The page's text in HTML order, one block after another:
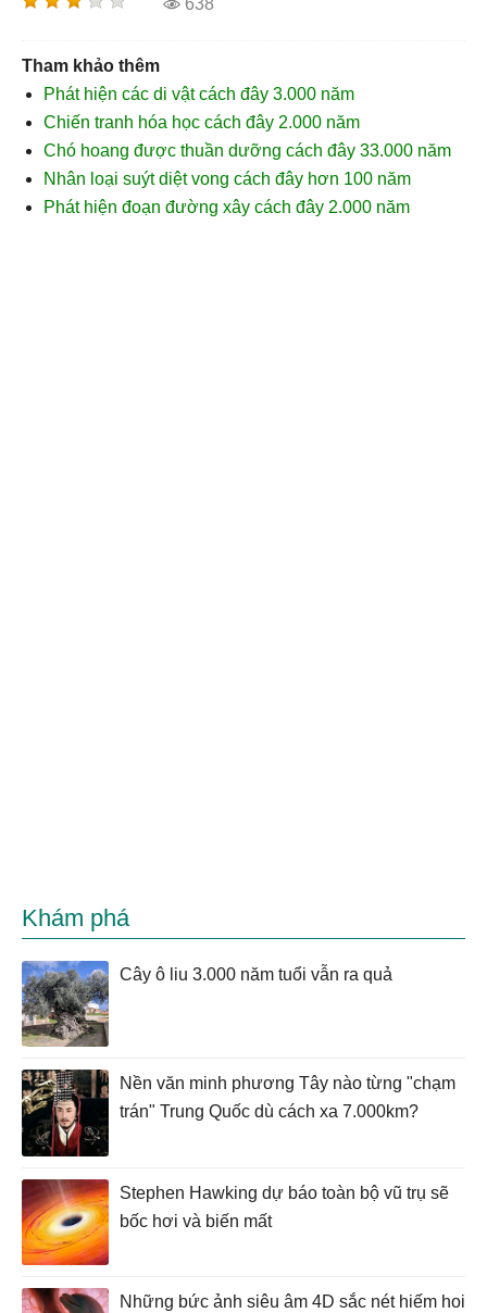
638
Tham khảo thêm
Phát hiện các di vật cách đây 3.000 năm
Chiến tranh hóa học cách đây 2.000 năm
Chó hoang được thuần dưỡng cách đây 33.000 năm
Nhân loại suýt diệt vong cách đây hơn 100 năm
Phát hiện đoạn đường xây cách đây 2.000 năm
Khám phá
Cây ô liu 3.000 năm tuổi vẫn ra quả
Nền văn minh phương Tây nào từng "chạm
trán" Trung Quốc dù cách xa 7.000km?
Stephen Hawking dự báo toàn bộ vũ trụ sẽ
bốc hơi và biến mất
Những bức ảnh siêu âm 4D sắc nét hiếm hoi